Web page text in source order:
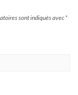
sont indiqués avec *